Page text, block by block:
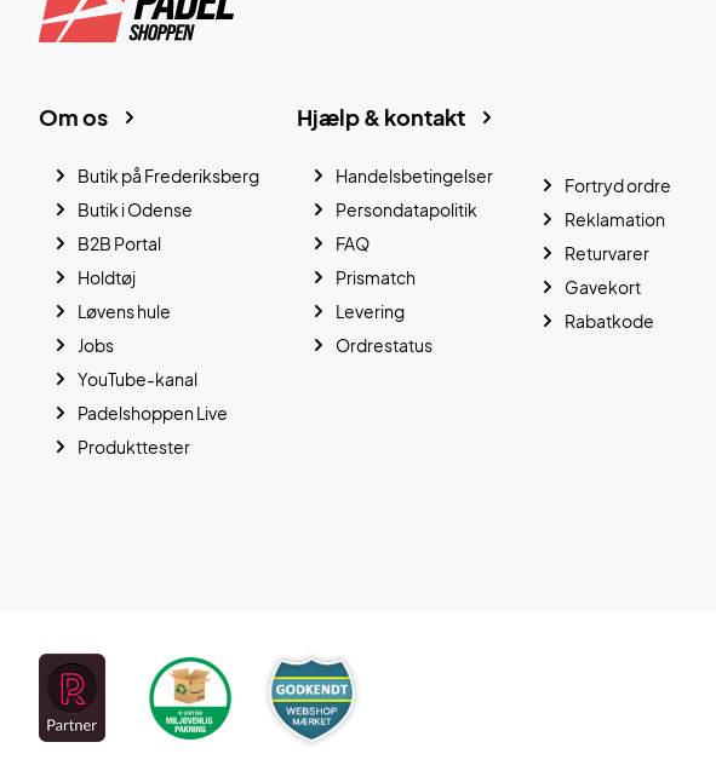
Hjælp & kontakt
Handelsbetingelser
Persondatapolitik
FAQ
Prismatch
Levering
Ordrestatus
Fortryd ordre
Reklamation
Returvarer
Gavekort
Rabatkode
Om os
Butik på Frederiksberg
Butik i Odense
B2B Portal
Holdtøj
Løvens hule
Jobs
YouTube-kanal
Padelshoppen Live
Produkttester